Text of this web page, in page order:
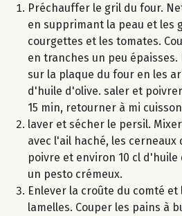
Préchauffer le gril du four.
en supprimant la peau et les
courgettes et les tomates.
en tranches un peu
sur la plaque du four en les
d'huile d'olive. saler et
15 min, retourner à mi
laver et sécher le persil.
avec l'ail haché, les cerneaux
poivre et environ 10 cl
un pesto crémeux.
Enlever la croûte du comté et
lamelles. Couper les pains à